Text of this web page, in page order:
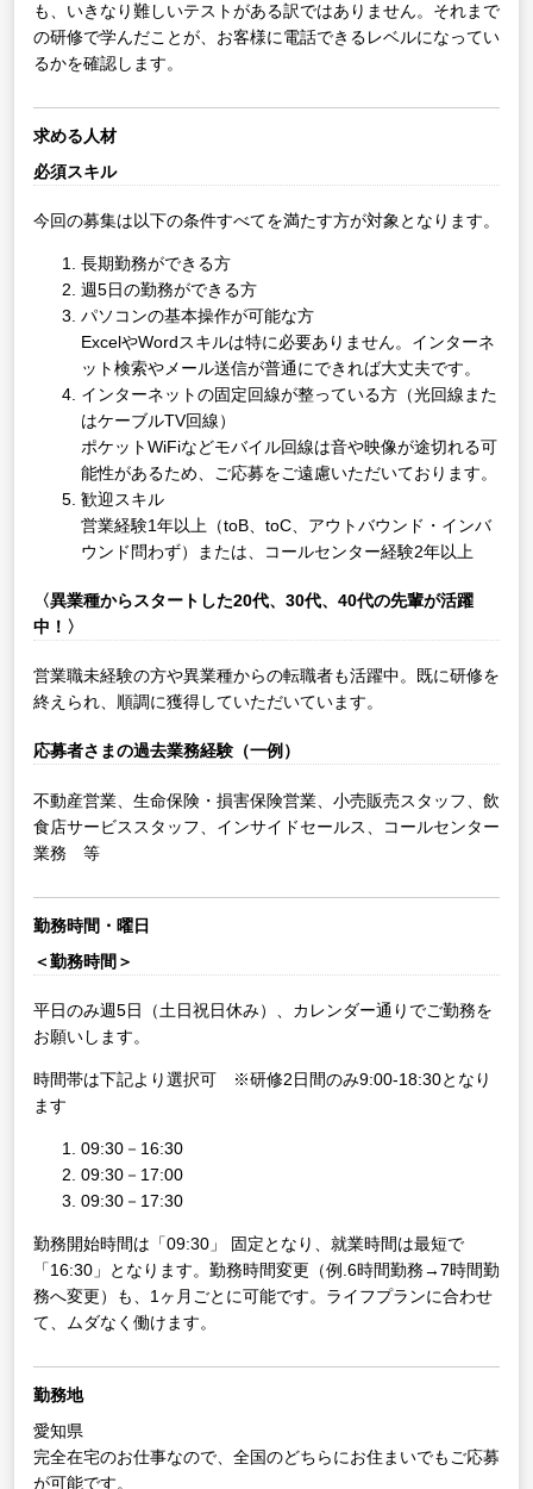
も、いきなり難しいテストがある訳ではありません。それまで
の研修で学んだことが、お客様に電話できるレベルになってい
るかを確認します。
求める人材
必須スキル
今回の募集は以下の条件すべてを満たす方が対象となります。
長期勤務ができる方
週5日の勤務ができる方
パソコンの基本操作が可能な方
ExcelやWordスキルは特に必要ありません。インターネ
ット検索やメール送信が普通にできれば大丈夫です。
インターネットの固定回線が整っている方（光回線また
はケーブルTV回線）
ポケットWiFiなどモバイル回線は音や映像が途切れる可
能性があるため、ご応募をご遠慮いただいております。
歓迎スキル
営業経験1年以上（toB、toC、アウトバウンド・インバ
ウンド問わず）または、コールセンター経験2年以上
〈異業種からスタートした20代、30代、40代の先輩が活躍
中！〉
営業職未経験の方や異業種からの転職者も活躍中。既に研修を
終えられ、順調に獲得していただいています。
応募者さまの過去業務経験（一例）
不動産営業、生命保険・損害保険営業、小売販売スタッフ、飲
食店サービススタッフ、インサイドセールス、コールセンター
業務 等
勤務時間・曜日
＜勤務時間＞
平日のみ週5日（土日祝日休み）、カレンダー通りでご勤務を
お願いします。
時間帯は下記より選択可 ※研修2日間のみ9:00-18:30となり
ます
09:30－16:30
09:30－17:00
09:30－17:30
勤務開始時間は「09:30」 固定となり、就業時間は最短で
「16:30」となります。勤務時間変更（例.6時間勤務→7時間勤
務へ変更）も、1ヶ月ごとに可能です。ライフプランに合わせ
て、ムダなく働けます。
勤務地
愛知県
完全在宅のお仕事なので、全国のどちらにお住まいでもご応募
が可能です。